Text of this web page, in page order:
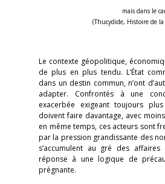
mais dans le
(Thucydide, Histoire de
Le contexte géopolitique,
de plus en plus tendu. L’État
dans un destin commun, n’ont
adapter. Confrontés à une
exacerbée exigeant toujours
doivent faire davantage, avec
en même temps, ces acteurs sont
par la pression grandissante des
s’accumulent au gré des
réponse à une logique de
prégnante.